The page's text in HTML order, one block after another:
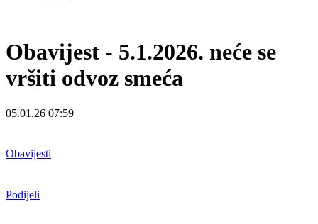
Obavijest - 5.1.2026. neće se
vršiti odvoz smeća
05.01.26 07:59
Obavijesti
Podijeli